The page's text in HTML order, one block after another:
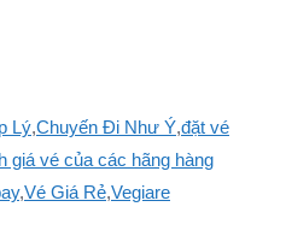
Lý,Chuyến Đi Như Ý,đặt vé
giá vé của các hãng hàng
,Vé Giá Rẻ,Vegiare